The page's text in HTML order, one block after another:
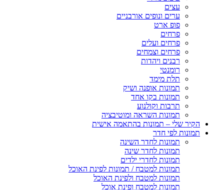
עצים
ערים ונופים אורבניים
פופ ארט
פרחים
פרחים ועלים
פרחים וצמחים
רבנים ויהדות
רומנטי
תלת מימד
תמונות אופנה ושיק
תמונות בקו אחד
תרבות וקולנוע
תמונות השראה ומוטיבציה
הקיר שלי – תמונות בהתאמה אישית
תמונות לפי חדר
תמונות לחדר השינה
תמונות לחדר שינה
תמונות לחדרי ילדים
תמונות למטבח / תמונות לפינת האוכל
תמונות למטבח ולפינת האוכל
תמונות למטבח ופינת אוכל